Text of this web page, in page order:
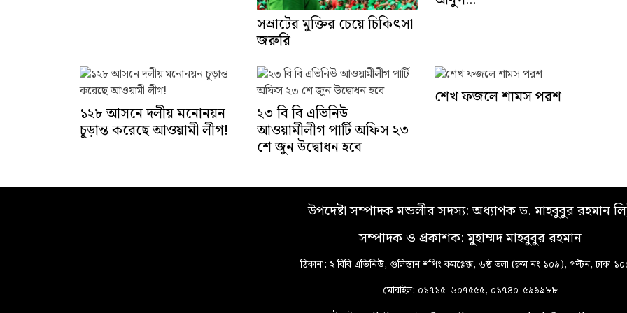
সম্রাটের মুক্তির চেয়ে চিকিৎসা
জরুরি
১২৮ আসনে দলীয় মনোনয়ন
চূড়ান্ত করেছে আওয়ামী লীগ!
২৩ বি বি এভিনিউ
আওয়ামীলীগ পার্টি অফিস ২৩
শে জুন উদ্বোধন হবে
শেখ ফজলে শামস পরশ
উপদেষ্টা সম্পাদক মন্ডলীর সদস্য: অধ্যাপক ড. মাহবুবুর রহমান
সম্পাদক ও প্রকাশক: মুহাম্মদ মাহবুবুর রহমান
ঠিকানা: ২ বিবি এভিনিউ, গুলিস্তান শপিং কমপ্লেক্স, ৬ষ্ঠ তলা (রুম নং ১০৯), পল্টন, ঢাকা
মোবাইল: ০১৭১৫-৬০৭৫৫৫, ০১৭৪০-৫৯৯৯৮৮